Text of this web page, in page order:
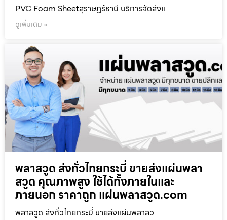
PVC Foam Sheetสุราษฎร์ธานี บริการจัดส่งแ
ดูเพิ่มเติม »
พลาสวูด ส่งทั่วไทยกระบี่ ขายส่งแผ่นพลา
สวูด คุณภาพสูง ใช้ได้ทั้งภายในและ
ภายนอก ราคาถูก แผ่นพลาสวูด.com
พลาสวูด ส่งทั่วไทยกระบี่ ขายส่งแผ่นพลาสว